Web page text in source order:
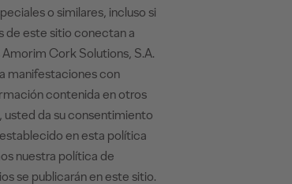
o similares, incluso si
de este sitio conectan a
Cork Solutions, S.A.
manifestaciones con
contenida en otros
da su consentimiento
en esta política
nuestra política de
se publicarán en este sitio.